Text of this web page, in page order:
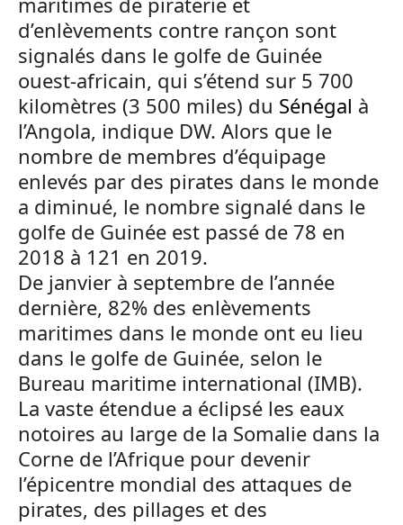
d’enlèvements contre rançon sont
signalés dans le golfe de Guinée
ouest-africain, qui s’étend sur 5 700
kilomètres (3 500 miles) du Sénégal à
l’Angola, indique DW. Alors que le
nombre de membres d’équipage
enlevés par des pirates dans le monde
a diminué, le nombre signalé dans le
golfe de Guinée est passé de 78 en
2018 à 121 en 2019.
De janvier à septembre de l’année
dernière, 82% des enlèvements
maritimes dans le monde ont eu lieu
dans le golfe de Guinée, selon le
Bureau maritime international (IMB).
La vaste étendue a éclipsé les eaux
notoires au large de la Somalie dans la
Corne de l’Afrique pour devenir
l’épicentre mondial des attaques de
pirates, des pillages et des